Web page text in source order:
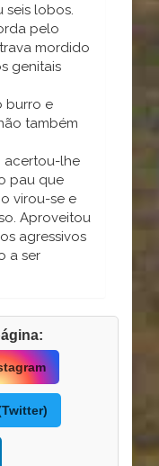
seis lobos.
pelo
mordido
genitais
burro e
também
acertou-lhe
pau que
virou-se e
Aproveitou
agressivos
a ser